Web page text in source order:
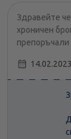
Здравейте
хроничен
препоръчали